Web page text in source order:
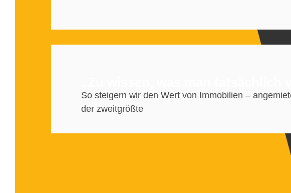
So steigern wir den Wert von Immobilien –
der zweitgrößte